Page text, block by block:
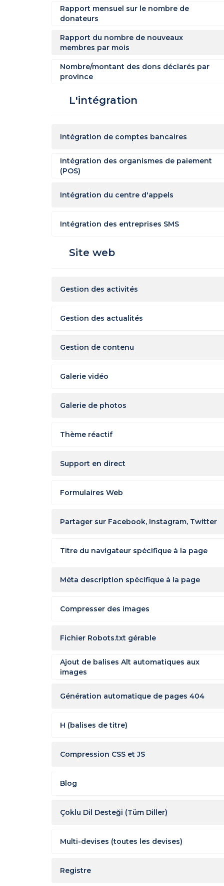
Rapport mensuel sur le nombre de
donateurs
Rapport du nombre de nouveaux
membres par mois
Nombre/montant des dons déclarés par
province
L'intégration
Intégration de comptes bancaires
Intégration des organismes de paiement
(POS)
Intégration du centre d'appels
Intégration des entreprises SMS
Site web
Gestion des activités
Gestion des actualités
Gestion de contenu
Galerie vidéo
Galerie de photos
Thème réactif
Support en direct
Formulaires Web
Partager sur Facebook, Instagram, Twitter
Titre du navigateur spécifique à la page
Méta description spécifique à la page
Compresser des images
Fichier Robots.txt gérable
Ajout de balises Alt automatiques aux
images
Génération automatique de pages 404
H (balises de titre)
Compression CSS et JS
Blog
Çoklu Dil Desteği (Tüm Diller)
Multi-devises (toutes les devises)
Registre